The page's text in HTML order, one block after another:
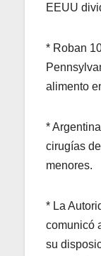
EEUU
* Roban
alimento
*
cirugías
menores.
* La
comunicó
su